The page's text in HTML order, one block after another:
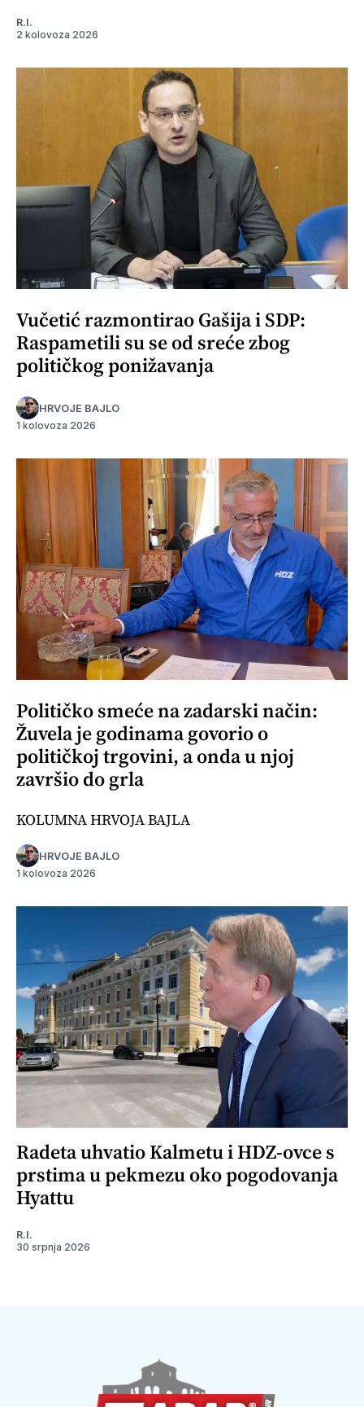
R.I.
2 kolovoza 2026
Vučetić razmontirao Gašija i SDP:
Raspametili su se od sreće zbog
političkog ponižavanja
HRVOJE BAJLO
1 kolovoza 2026
Političko smeće na zadarski način:
Žuvela je godinama govorio o
političkoj trgovini, a onda u njoj
završio do grla
KOLUMNA HRVOJA BAJLA
HRVOJE BAJLO
1 kolovoza 2026
Radeta uhvatio Kalmetu i HDZ-ovce s
prstima u pekmezu oko pogodovanja
Hyattu
R.I.
30 srpnja 2026